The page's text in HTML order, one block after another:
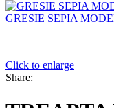
GRESIE SEPIA
Click to enlarge
Share: